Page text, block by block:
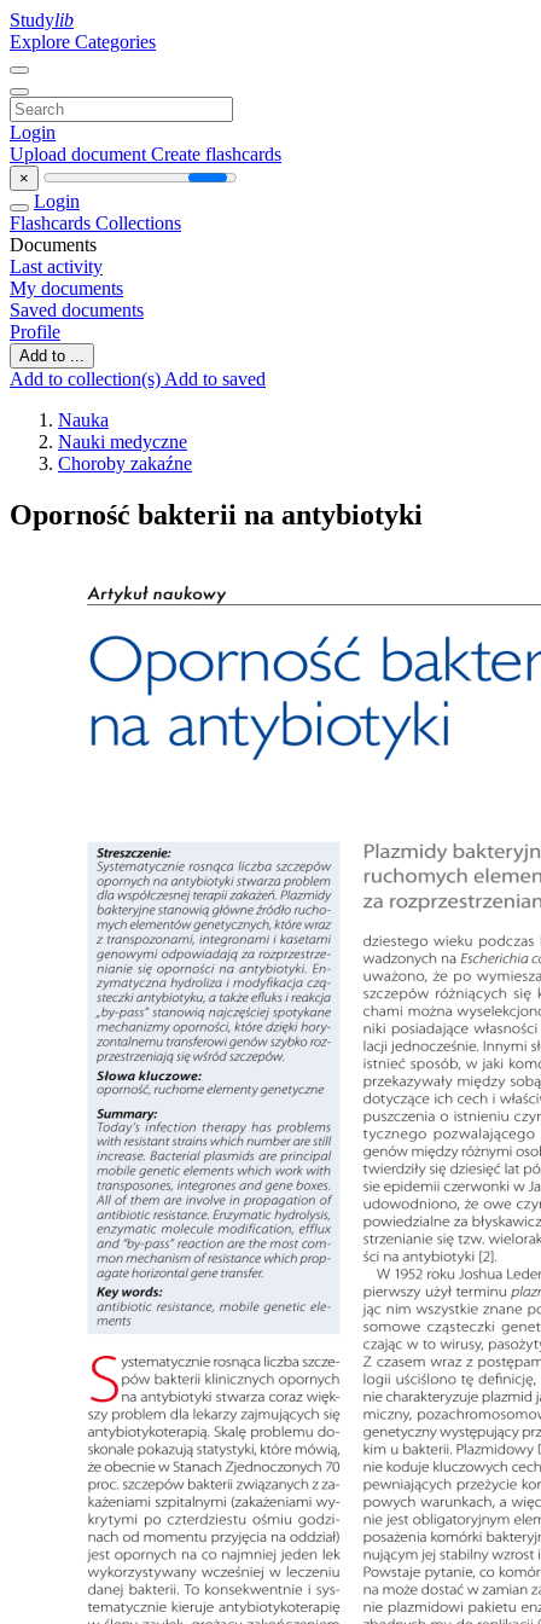
Studylib
Explore Categories
Login
Upload document Create flashcards
×
Login
Flashcards Collections
Documents
Last activity
My documents
Saved documents
Profile
Add to ...
Add to collection(s) Add to saved
Nauka
Nauki medyczne
Choroby zakaźne
Oporność bakterii na antybiotyki